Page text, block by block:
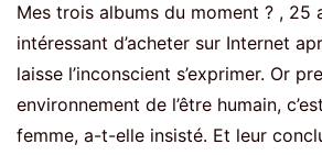
Mes trois albums du moment ? , 25
intéressant d’acheter sur Internet
laisse l’inconscient s’exprimer. Or
environnement de l’être humain,
femme, a-t-elle insisté. Et leur